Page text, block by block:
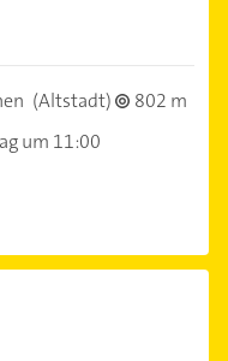
(Altstadt)
802 m
um 11:00